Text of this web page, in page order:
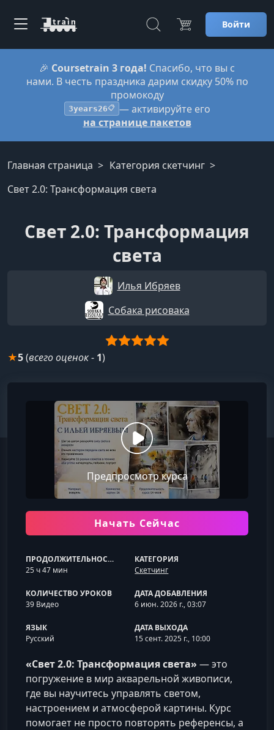
Войти
🎉 Coursetrain 3 года! Спасибо, что вы с
нами. В честь праздника дарим скидку 50% по
промокоду
3years26📋 — активируйте его
на странице пакетов
Главная страница
Категория скетчинг
Свет 2.0: Трансформация света
Свет 2.0: Трансформация
света
Илья Ибряев
Собака рисовака
★5(всего оценок- 1)
Предпросмотр курса
Начать Сейчас
ПРОДОЛЖИТЕЛЬНОСТЬ
25 ч 47 мин
КАТЕГОРИЯ
Скетчинг
КОЛИЧЕСТВО УРОКОВ
39 Видео
ДАТА ДОБАВЛЕНИЯ
6 июн. 2026 г., 03:07
ЯЗЫК
Русский
ДАТА ВЫХОДА
15 сент. 2025 г., 10:00
«Свет 2.0: Трансформация света» — это
погружение в мир акварельной живописи,
где вы научитесь управлять светом,
настроением и атмосферой картины. Курс
помогает не просто повторять референсы, а